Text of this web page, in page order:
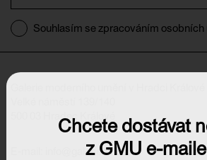
Souhlasím se zpracováním osobních
500 03 Hradec Králové
info@galeriehk.cz
Chcete dostávat
z GMU e-